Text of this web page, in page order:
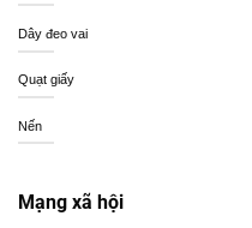
Dây đeo vai
Quạt giấy
Nến
Mạng xã hội